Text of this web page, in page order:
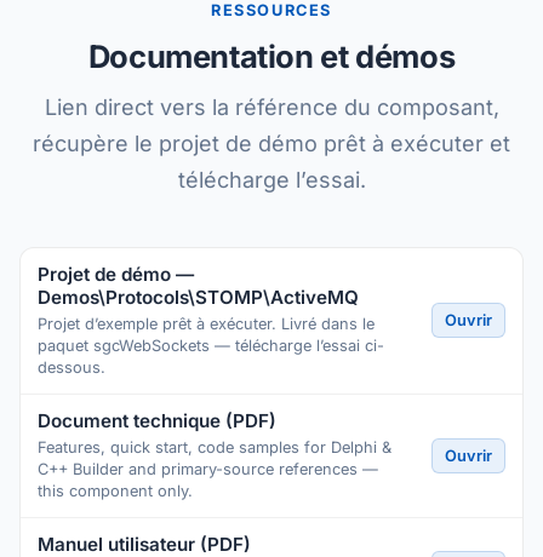
RESSOURCES
Documentation et démos
Lien direct vers la référence du composant,
récupère le projet de démo prêt à exécuter et
télécharge l’essai.
Projet de démo —
Demos\Protocols\STOMP\ActiveMQ
Projet d’exemple prêt à exécuter. Livré dans le
paquet sgcWebSockets — télécharge l’essai ci-
dessous.
Ouvrir
Document technique (PDF)
Features, quick start, code samples for Delphi &
C++ Builder and primary-source references —
this component only.
Ouvrir
Manuel utilisateur (PDF)